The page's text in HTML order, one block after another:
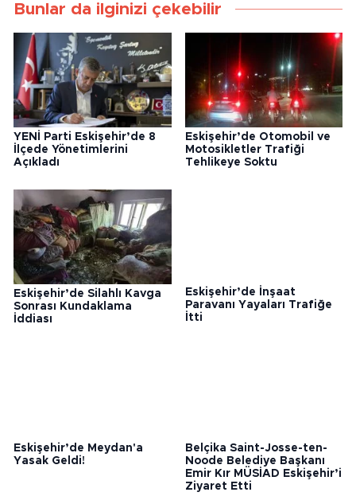
Bunlar da ilginizi çekebilir
YENİ Parti Eskişehir’de 8
İlçede Yönetimlerini
Açıkladı
Eskişehir’de Otomobil ve
Motosikletler Trafiği
Tehlikeye Soktu
Eskişehir’de Silahlı Kavga
Sonrası Kundaklama
İddiası
Eskişehir’de İnşaat
Paravanı Yayaları Trafiğe
İtti
Eskişehir’de Meydan'a
Yasak Geldi!
Belçika Saint-Josse-ten-
Noode Belediye Başkanı
Emir Kır MÜSİAD Eskişehir’i
Ziyaret Etti